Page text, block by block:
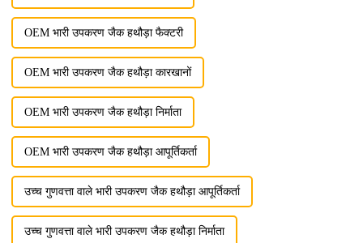
OEM भारी उपकरण जैक हथौड़ा फैक्टरी
OEM भारी उपकरण जैक हथौड़ा कारखानों
OEM भारी उपकरण जैक हथौड़ा निर्माता
OEM भारी उपकरण जैक हथौड़ा आपूर्तिकर्ता
उच्च गुणवत्ता वाले भारी उपकरण जैक हथौड़ा आपूर्तिकर्ता
उच्च गुणवत्ता वाले भारी उपकरण जैक हथौड़ा निर्माता